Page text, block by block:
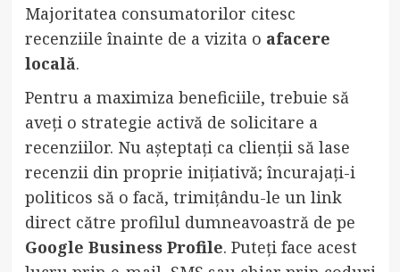
Majoritatea consumatorilor citesc
recenziile înainte de a vizita o afacere
locală.
Pentru a maximiza beneficiile, trebuie să
aveți o strategie activă de solicitare a
recenziilor. Nu așteptați ca clienții să lase
recenzii din proprie inițiativă; încurajați-i
politicos să o facă, trimițându-le un link
direct către profilul dumneavoastră de pe
Google Business Profile. Puteți face acest